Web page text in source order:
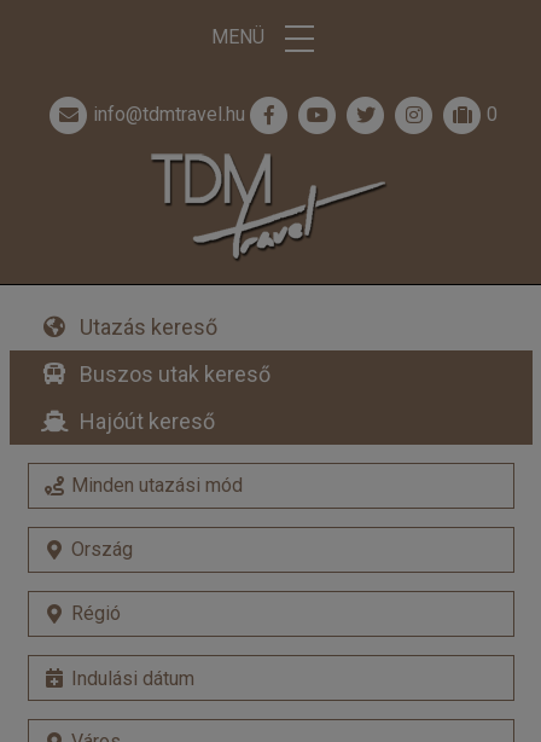
MENÜ
info@tdmtravel.hu 0
Utazás kereső
Buszos utak kereső
Hajóút kereső